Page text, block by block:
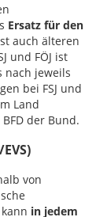
Ersatz für den
auch älteren
und FÖJ ist
nach jeweils
bei FSJ und
Land
der Bund.
von
in jedem